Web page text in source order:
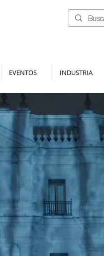
EVENTOS INDUSTRIA